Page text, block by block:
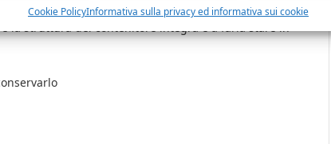
Cookie PolicyInformativa sulla privacy ed informativa sui cookie
durabilità e resistenza alle macchie
la struttura del contenitore integra e a farla stare in